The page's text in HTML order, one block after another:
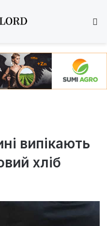
випікають
хліб